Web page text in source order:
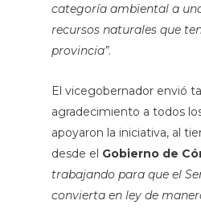
categoría ambiental a
recursos naturales que
provincia”.
El vicegobernador envió
agradecimiento a todos
apoyaron la iniciativa, al
desde el Gobierno de
trabajando para que el
convierta en ley de